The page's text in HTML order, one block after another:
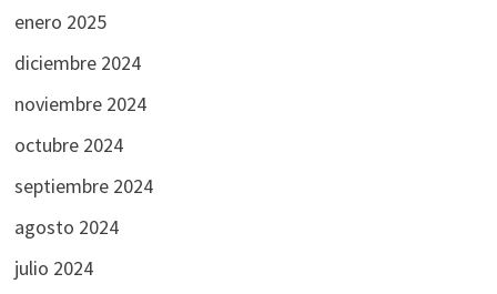
enero 2025
diciembre 2024
noviembre 2024
octubre 2024
septiembre 2024
agosto 2024
julio 2024